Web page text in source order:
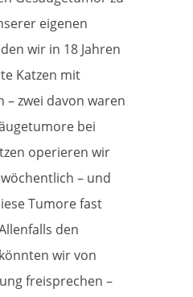
eigenen
wir in 18 Jahren
Katzen mit
– zwei davon waren
bei
operieren wir
– und
Tumore fast
den
wir von
freisprechen –